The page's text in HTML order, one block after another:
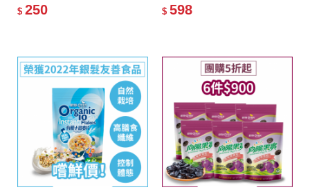
製品，不適合其過敏體質者食
用。
2.本產品生產製程廠房，其設
備或生產管線有處理堅果種子
類、含有麩質的穀類、大豆及
其製品。
3.內附脫氧劑請勿食用。
$ 250 $ 598